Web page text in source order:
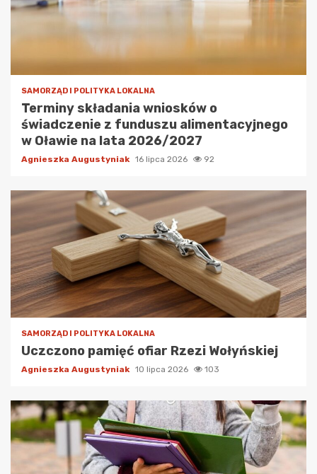
SAMORZĄD I POLITYKA LOKALNA
Terminy składania wniosków o
świadczenie z funduszu alimentacyjnego
w Oławie na lata 2026/2027
Agnieszka Augustyniak 16 lipca 2026 92
SAMORZĄD I POLITYKA LOKALNA
Uczczono pamięć ofiar Rzezi Wołyńskiej
Agnieszka Augustyniak 10 lipca 2026 103